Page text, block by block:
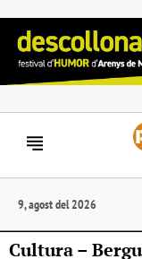
9, agost del 2026
Cultura –